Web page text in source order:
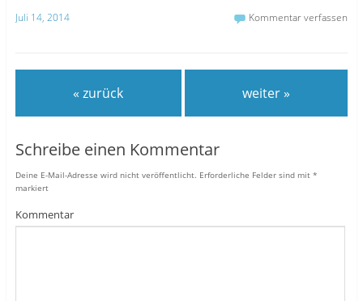
Juli 14, 2014 Kommentar verfassen
« zurück weiter »
Schreibe einen Kommentar
Deine E-Mail-Adresse wird nicht veröffentlicht. Erforderliche Felder sind mit *
markiert
Kommentar